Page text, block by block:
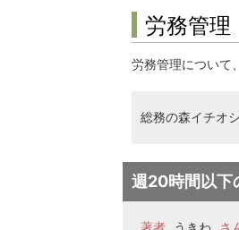
労務管理
労務管理について
総務の森イチオ
週20時間以下